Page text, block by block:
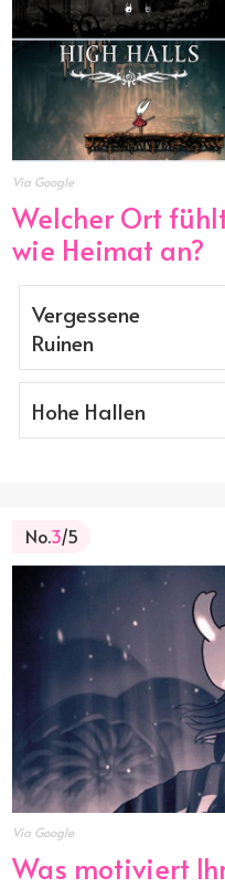
Via Google
Welcher Ort
wie Heimat an?
Vergessene
Ruinen
Hohe Hallen
No.3/5
Via Google
Was motiviert